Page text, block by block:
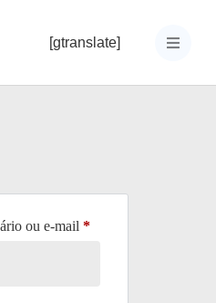
[gtranslate]
ou e-mail *